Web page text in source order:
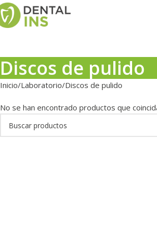
Discos de pulido
Inicio Laboratorio Discos de pulido
No se han encontrado productos que